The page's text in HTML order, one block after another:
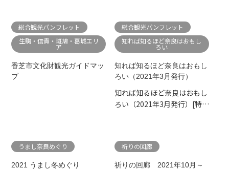
総合観光パンフレット
生駒・信貴・斑鳩・葛城エリ
ア
香芝市文化財観光ガイドマッ
プ
総合観光パンフレット
知れば知るほど奈良はおもし
ろい
知れば知るほど奈良はおもし
ろい（2021年3月発行）
知れば知るほど奈良はおもし
ろい（2021年3月発行）[特
うまし奈良めぐり
2021 うまし冬めぐり
祈りの回廊
祈りの回廊 2021年10月～